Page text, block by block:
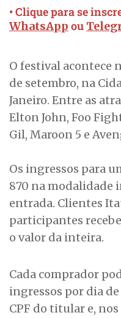
• Clique para se
WhatsApp ou
O festival acontece
de setembro, na
Janeiro. Entre as
Elton John, Foo
Gil, Maroon 5 e
Os ingressos para
870 na modalidade
entrada. Clientes
participantes
o valor da inteira.
Cada comprador
ingressos por dia
CPF do titular e,